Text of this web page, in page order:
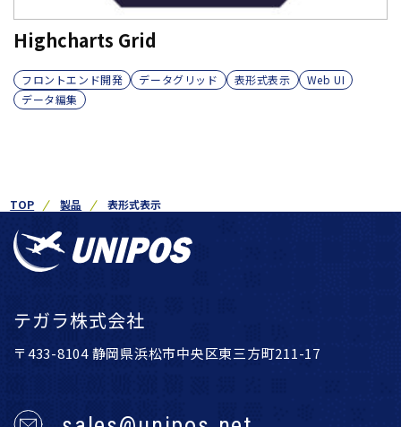
Highcharts Grid
フロントエンド開発 データグリッド 表形式表示
Web UI
データ編集
TOP 製品 表形式表示
テガラ株式会社
〒433-8104 静岡県浜松市中央区東三方町211-17